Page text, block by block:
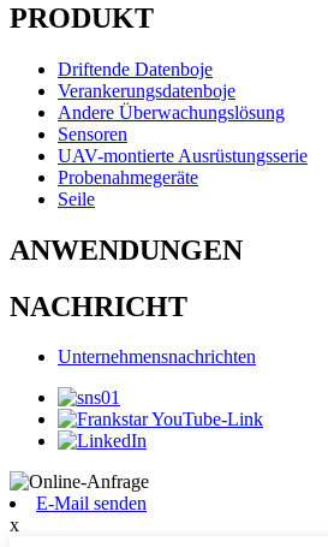
PRODUKT
Driftende Datenboje
Verankerungsdatenboje
Andere Überwachungslösung
Sensoren
UAV-montierte Ausrüstungsserie
Probenahmegeräte
Seile
ANWENDUNGEN
NACHRICHT
Unternehmensnachrichten
E-Mail senden
x